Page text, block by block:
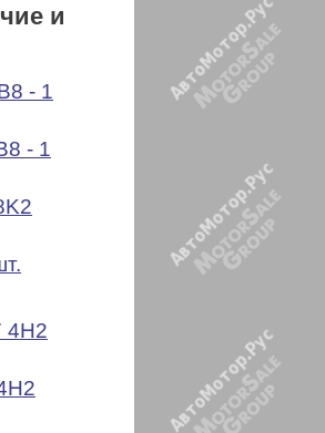
и
- 1
- 1
4H2